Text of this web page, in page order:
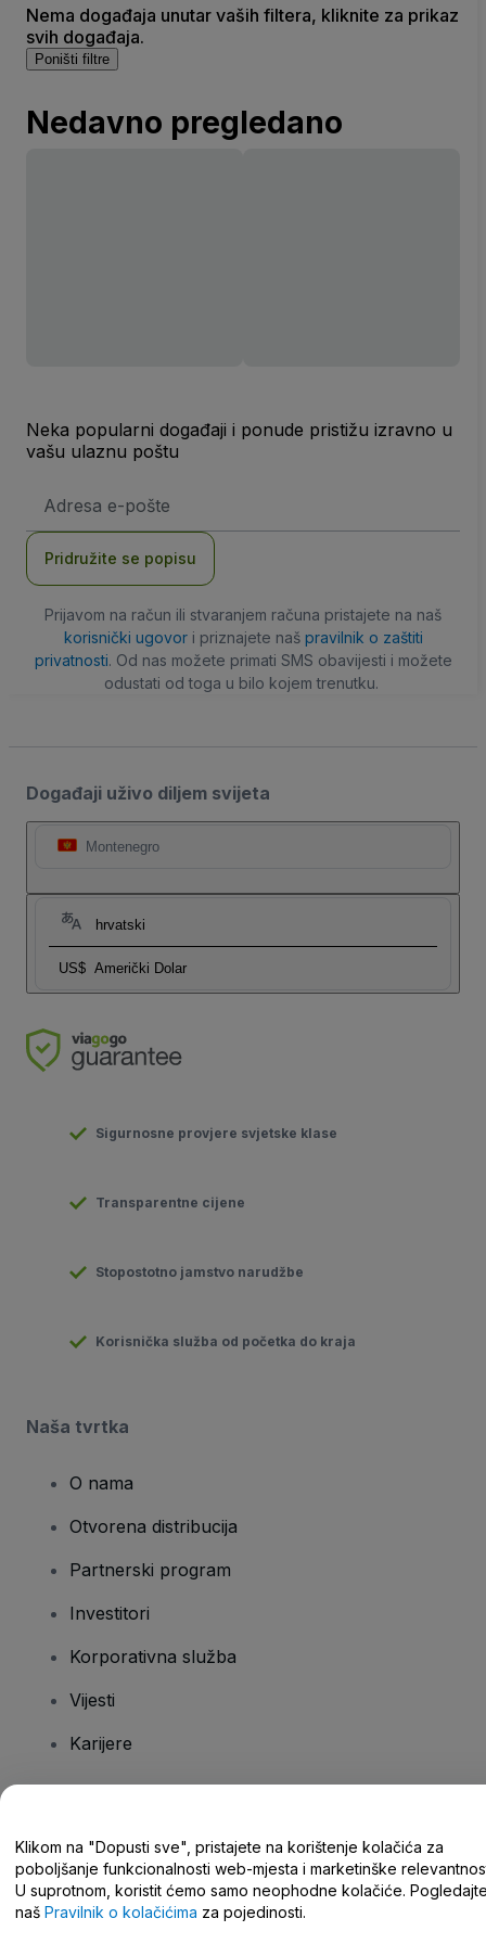
Nema događaja unutar vaših filtera, kliknite za prikaz
svih događaja.
Poništi filtre
Nedavno pregledano
Neka popularni događaji i ponude pristižu izravno u
vašu ulaznu poštu
mail
Pridružite se popisu
Prijavom na račun ili stvaranjem računa pristajete na naš
korisnički ugovori priznajete naš pravilnik o zaštiti
privatnosti. Od nas možete primati SMS obavijesti i možete
odustati od toga u bilo kojem trenutku.
Događaji uživo diljem svijeta
Montenegro
hrvatski
US$ Američki Dolar
Sigurnosne provjere svjetske klase
Transparentne cijene
Stopostotno jamstvo narudžbe
Korisnička služba od početka do kraja
Naša tvrtka
O nama
Otvorena distribucija
Partnerski program
Investitori
Korporativna služba
Vijesti
Karijere
Centar za pomoć/kontaktirajte nas
Klikom na "Dopusti sve", pristajete na korištenje kolačića za
poboljšanje funkcionalnosti web-mjesta i marketinške
U suprotnom, koristit ćemo samo neophodne kolačiće.
naš Pravilnik o kolačićima za pojedinosti.